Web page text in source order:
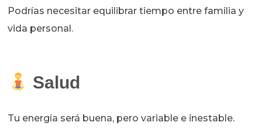
Podrías necesitar equilibrar tiempo entre familia y
vida personal.
Salud
Tu energía será buena, pero variable e inestable.